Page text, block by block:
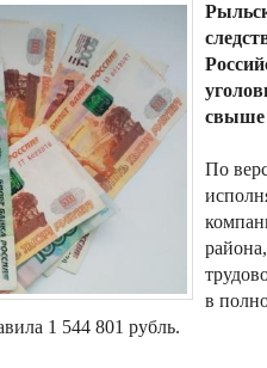
свыше
По
в
1 544 801 рубль.